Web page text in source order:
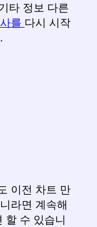
타 정보 다른
를 다시 시작
.
이전 차트 만
라면 계속해
할 수 있습니